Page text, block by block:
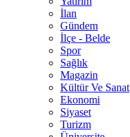
İlan
Gündem
İlçe - Belde
Spor
Sağlık
Magazin
Kültür Ve Sanat
Ekonomi
Siyaset
Turizm